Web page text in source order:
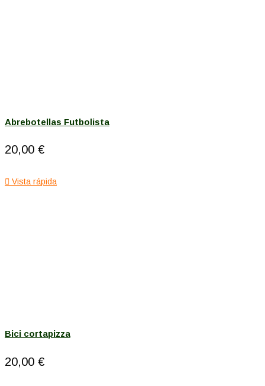
Abrebotellas Futbolista
20,00 €
 Vista rápida
Bici cortapizza
20,00 €